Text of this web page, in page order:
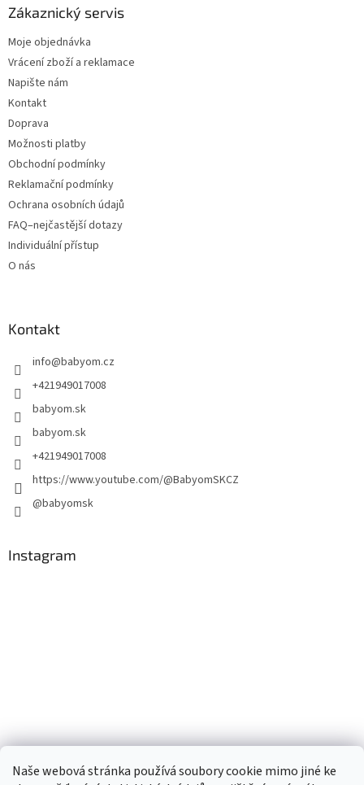
Naše webová stránka používá soubory cookie mimo jiné ke
Zákaznický servis
Moje objednávka
Vrácení zboží a reklamace
Napište nám
Kontakt
Doprava
Možnosti platby
Obchodní podmínky
Reklamační podmínky
Ochrana osobních údajů
FAQ–nejčastější dotazy
Individuální přístup
O nás
Kontakt
info@babyom.cz
+421949017008
babyom.sk
babyom.sk
+421949017008
https://www.youtube.com/@BabyomSKCZ
@babyomsk
Instagram